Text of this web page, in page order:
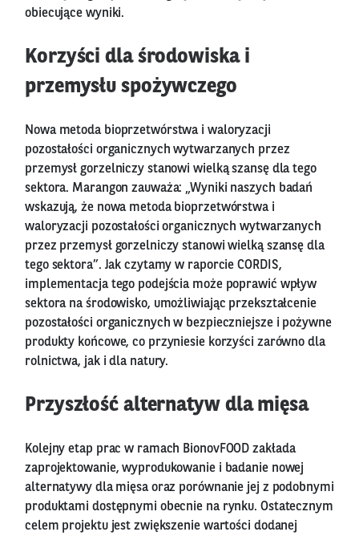
obiecujące wyniki.
Korzyści dla środowiska i
przemysłu spożywczego
Nowa metoda bioprzetwórstwa i waloryzacji
pozostałości organicznych wytwarzanych przez
przemysł gorzelniczy stanowi wielką szansę dla tego
sektora. Marangon zauważa: „Wyniki naszych badań
wskazują, że nowa metoda bioprzetwórstwa i
waloryzacji pozostałości organicznych wytwarzanych
przez przemysł gorzelniczy stanowi wielką szansę dla
tego sektora”. Jak czytamy w raporcie CORDIS,
implementacja tego podejścia może poprawić wpływ
sektora na środowisko, umożliwiając przekształcenie
pozostałości organicznych w bezpieczniejsze i pożywne
produkty końcowe, co przyniesie korzyści zarówno dla
rolnictwa, jak i dla natury.
Przyszłość alternatyw dla mięsa
Kolejny etap prac w ramach BionovFOOD zakłada
zaprojektowanie, wyprodukowanie i badanie nowej
alternatywy dla mięsa oraz porównanie jej z podobnymi
produktami dostępnymi obecnie na rynku. Ostatecznym
celem projektu jest zwiększenie wartości dodanej